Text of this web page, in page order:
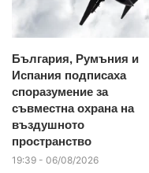
България, Румъния и
Испания подписаха
споразумение за
съвместна охрана на
въздушното
пространство
19:39 - 06/08/2026